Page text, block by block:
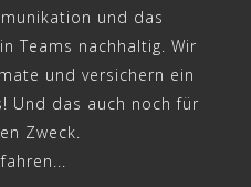
und das
Teams nachhaltig. Wir
und versichern ein
Und das auch noch für
Zweck.